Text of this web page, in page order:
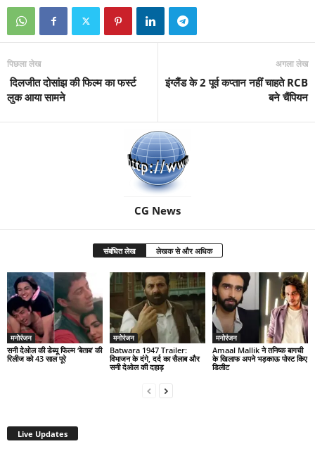
पिछला लेख
दिलजीत दोसांझ की फिल्म का फर्स्ट
लुक आया सामने
अगला लेख
इंग्लैंड के 2 पूर्व कप्तान नहीं चाहते RCB
बने चैंपियन
CG News
संबंधित लेख लेखक से और अधिक
मनोरंजन
सनी देओल की डेब्यू फिल्म ‘बेताब’ की
रिलीज को 43 साल पूरे
मनोरंजन
Batwara 1947 Trailer:
विभाजन के दंगे, दर्द का सैलाब और
सनी देओल की दहाड़
मनोरंजन
Amaal Mallik ने तनिष्क बागची
के खिलाफ अपने भड़काऊ पोस्ट किए
डिलीट
Live Updates